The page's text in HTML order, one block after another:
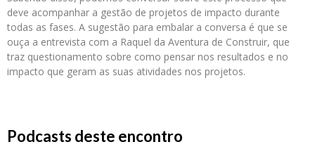
deve acompanhar a gestão de projetos de impacto durante
todas as fases. A sugestão para embalar a conversa é que se
ouça a entrevista com a Raquel da Aventura de Construir, que
traz questionamento sobre como pensar nos resultados e no
impacto que geram as suas atividades nos projetos.
Podcasts deste encontro